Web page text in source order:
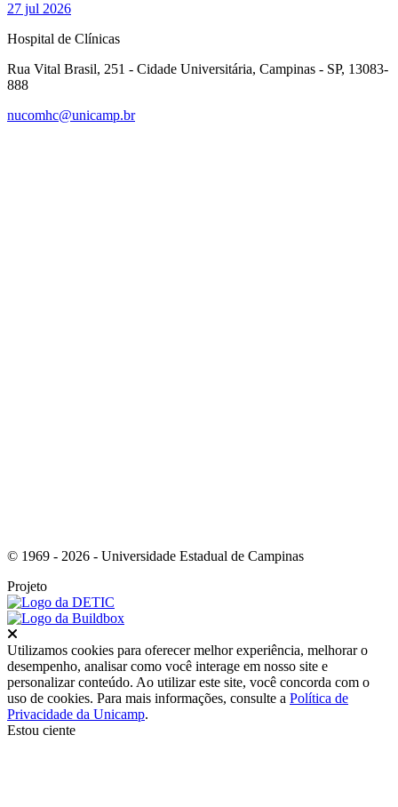
27 jul 2026
Hospital de Clínicas
Rua Vital Brasil, 251 - Cidade Universitária, Campinas - SP, 13083-
888
nucomhc@unicamp.br
© 1969 - 2026 - Universidade Estadual de Campinas
Projeto
Utilizamos cookies para oferecer melhor experiência, melhorar o
desempenho, analisar como você interage em nosso site e
personalizar conteúdo. Ao utilizar este site, você concorda com o
uso de cookies. Para mais informações, consulte a Política de
Privacidade da Unicamp.
Estou ciente